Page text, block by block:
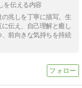
を伝える内容
兆しを丁寧に描写。生
伝え、自己理解と癒し
前向きな気持ちを持続